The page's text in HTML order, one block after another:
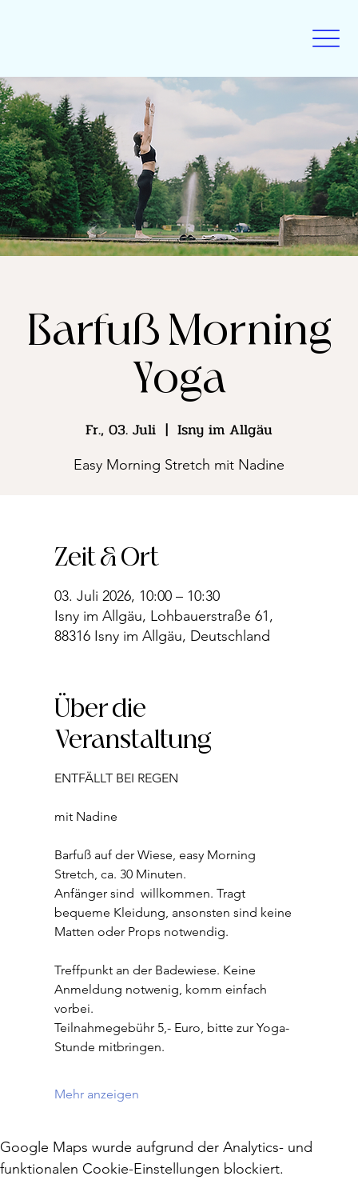
Barfuß Morning
Yoga
Fr., 03. Juli
  |
Isny im Allgäu
Easy Morning Stretch mit Nadine
Zeit & Ort
03. Juli 2026, 10:00 – 10:30
Isny im Allgäu, Lohbauerstraße 61,
88316 Isny im Allgäu, Deutschland
Über die
Veranstaltung
ENTFÄLLT BEI REGEN
mit Nadine
Barfuß auf der Wiese, easy Morning
Stretch, ca. 30 Minuten.
Anfänger sind  willkommen. Tragt
bequeme Kleidung, ansonsten sind keine
Matten oder Props notwendig.
Treffpunkt an der Badewiese. Keine
Anmeldung notwenig, komm einfach
vorbei.
Teilnahmegebühr 5,- Euro, bitte zur Yoga-
Stunde mitbringen.
Mehr anzeigen
Google Maps wurde aufgrund der Analytics- und
funktionalen Cookie-Einstellungen blockiert.